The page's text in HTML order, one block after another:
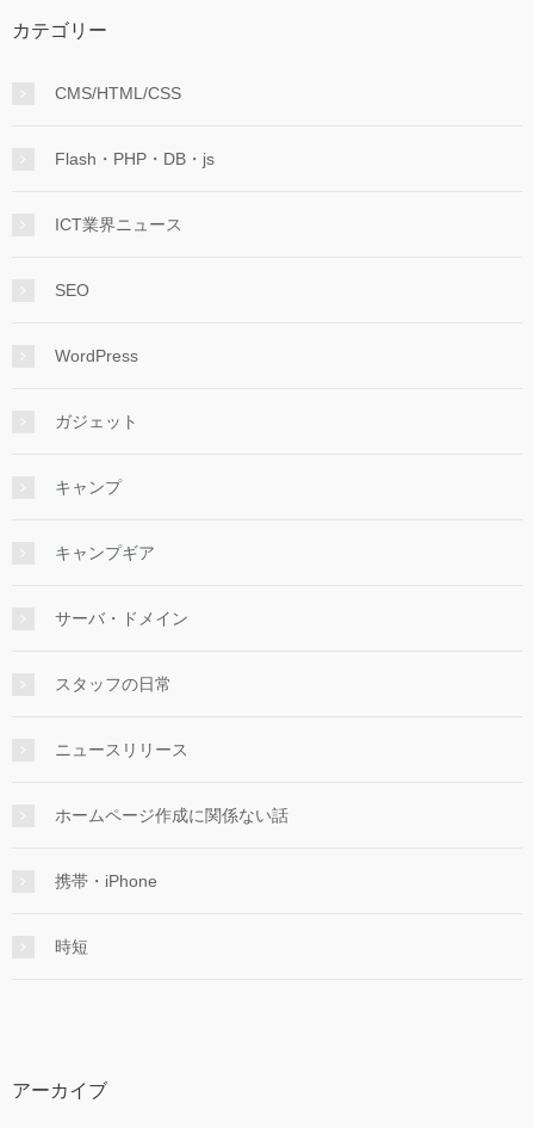
カテゴリー
CMS/HTML/CSS
Flash・PHP・DB・js
ICT業界ニュース
SEO
WordPress
ガジェット
キャンプ
キャンプギア
サーバ・ドメイン
スタッフの日常
ニュースリリース
ホームページ作成に関係ない話
携帯・iPhone
時短
アーカイブ